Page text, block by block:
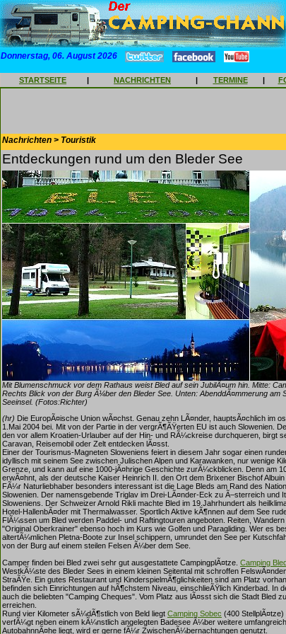
Donnerstag, 06. August 2026
STARTSEITE | NACHRICHTEN | TERMINE |
Nachrichten > Touristik
Entdeckungen rund um den Bleder See
Mit Blumenschmuck vor dem Rathaus weist Bled auf sein JubilÃ¤um hin. Mitte:
Rechts Blick von der Burg Ã¼ber den Bleder See. Unten: AbenddÃ¤mmerung am
Seeinsel. (Fotos:Richter)
(hr) Die EuropÃ¤ische Union wÃ¤chst. Genau zehn LÃ¤nder, hauptsÃ¤chlich im
1.Mai 2004 bei. Mit von der Partie in der vergrÃ¶ÃŸerten EU ist auch Slowenien.
den vor allem Kroatien-Urlauber auf der Hin- und RÃ¼ckreise durchqueren, birgt
Caravan, Reisemobil oder Zelt entdecken lÃ¤sst.
Einer der Tourismus-Magneten Sloweniens feiert in diesem Jahr sogar einen
idyllisch mit seinem See zwischen Julischen Alpen und Karawanken, nur wenige
Grenze, und kann auf eine 1000-jÃ¤hrige Geschichte zurÃ¼ckblicken. Denn am
erwÃ¤hnt, als der deutsche Kaiser Heinrich II. den Ort dem Brixener Bischof Albuin
FÃ¼r Naturliebhaber besonders interessant ist die Lage Bleds am Rand des
Slowenien. Der namensgebende Triglav im Drei-LÃ¤nder-Eck zu Ã–sterreich und
Sloweniens. Der Schweizer Arnold Rikli machte Bled im 19.Jahrhundert als
Hotel-HallenbÃ¤der mit Thermalwasser. Sportlich Aktive kÃ¶nnen auf dem See
FlÃ¼ssen um Bled werden Paddel- und Raftingtouren angeboten. Reiten,
"Original Oberkrainer" ebenso hoch im Kurs wie Golfen und Paragliding. Wer es
altertÃ¼mlichen Pletna-Boote zur Insel schippern, umrundet den See per
von der Burg auf einem steilen Felsen Ã¼ber dem See.
Camper finden bei Bled zwei sehr gut ausgestattete CampingplÃ¤tze. Camping
WestkÃ¼ste des Bleder Sees in einem kleinen Seitental mit schroffen
StraÃŸe. Ein gutes Restaurant und KinderspielmÃ¶glichkeiten sind am Platz
befinden sich Einrichtungen auf hÃ¶chstem Niveau, einschlieÃŸlich Kinderbad. In
auch die beliebten "Camping Cheques". Vom Platz aus lÃ¤sst sich die Stadt Bled
erreichen.
Rund vier Kilometer sÃ¼dÃ¶stlich von Beld liegt Camping Sobec (400
verfÃ¼gt neben einem kÃ¼nstlich angelegten Badesee Ã¼ber weitere
AutobahnnÃ¤he liegt, wird er gerne fÃ¼r ZwischenÃ¼bernachtungen genutzt.